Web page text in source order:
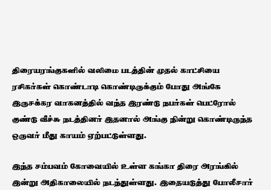
திரையரங்குகளில் வலிமை படத்தின் முதல் காட்சியை
ரசிகர்கள் கொண்டாடி கொண்டிருக்கும் போது அங்கே
இருசக்கர வாகனத்தில் வந்த இரண்டு நபர்கள் பெட்ரோல்
குண்டு வீச்சு நடத்தினர் இதனால் அங்கு நின்று கொண்டிருந்த
ஒருவர் மீது காயம் ஏற்பட்டுள்ளது.
இந்த சம்பவம் கோவையில் உள்ள கங்கா திரை அரங்கில்
இன்று அதிகாலையில் நடந்துள்ளது. இதையடுத்து போலீசார்